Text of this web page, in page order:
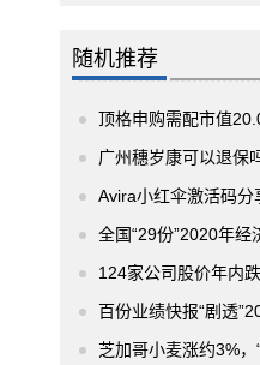
随机推荐
顶格申购需配市值
广州穗岁康可以退保
Avira小红伞激活码分
全国“29份”2020年经济成
124家公司股价年内跌
百份业绩快报“剧透”2019年净
芝加哥小麦涨约3%，“